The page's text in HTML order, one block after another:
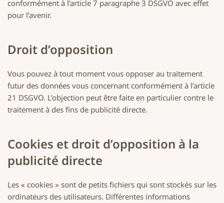
conformément à l’article 7 paragraphe 3 DSGVO avec effet
pour l’avenir.
Droit d’opposition
Vous pouvez à tout moment vous opposer au traitement
futur des données vous concernant conformément à l’article
21 DSGVO. L’objection peut être faite en particulier contre le
traitement à des fins de publicité directe.
Cookies et droit d’opposition à la
publicité directe
Les « cookies » sont de petits fichiers qui sont stockés sur les
ordinateurs des utilisateurs. Différentes informations